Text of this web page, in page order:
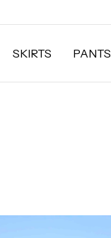
SKIRTS PANTS